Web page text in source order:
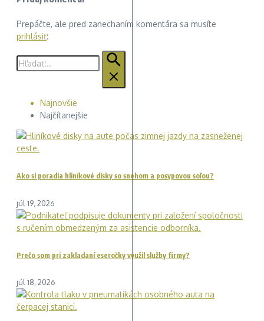
Prepáčte, ale pred zanechaním komentára sa musíte
prihlásiť.
Hľadať:
Najnovšie
Najčítanejšie
Ako si poradia hliníkové disky so snehom a posypovou soľou?
júl 19, 2026
Prečo som pri zakladaní eseročky využil služby firmy?
júl 18, 2026